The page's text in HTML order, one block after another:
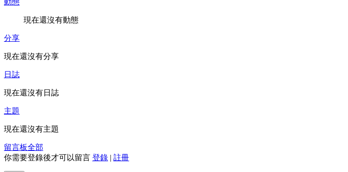
現在還沒有動態
分享
現在還沒有分享
日誌
現在還沒有日誌
主題
現在還沒有主題
留言板全部
你需要登錄後才可以留言 登錄 | 註冊